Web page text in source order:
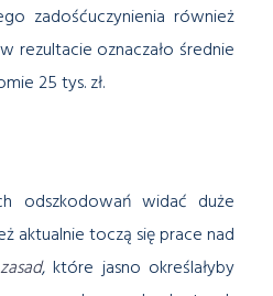
zadośćuczynienia również
rezultacie oznaczało średnie
25 tys. zł.
odszkodowań widać duże
aktualnie toczą się prace nad
, które jasno określałyby